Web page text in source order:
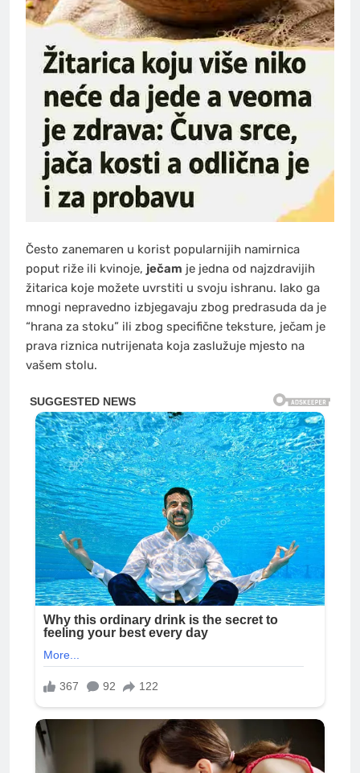
Često zanemaren u korist popularnijih namirnica
poput riže ili kvinoje, ječam je jedna od najzdravijih
žitarica koje možete uvrstiti u svoju ishranu. Iako ga
mnogi nepravedno izbjegavaju zbog predrasuda da je
“hrana za stoku” ili zbog specifične teksture, ječam je
prava riznica nutrijenata koja zaslužuje mjesto na
vašem stolu.